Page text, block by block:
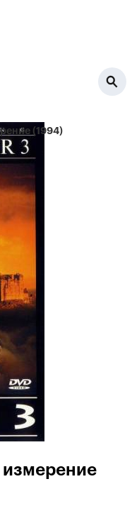
(1994)
измерение